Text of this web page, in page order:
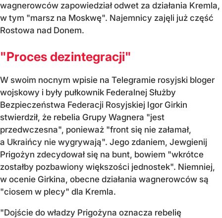
wagnerowców zapowiedział odwet za działania Kremla,
w tym "marsz na Moskwę". Najemnicy zajęli już część
Rostowa nad Donem.
"Proces dezintegracji"
W swoim nocnym wpisie na Telegramie rosyjski bloger
wojskowy i były pułkownik Federalnej Służby
Bezpieczeństwa Federacji Rosyjskiej Igor Girkin
stwierdził, że rebelia Grupy Wagnera "jest
przedwczesna", ponieważ "front się nie załamał,
a Ukraińcy nie wygrywają". Jego zdaniem, Jewgienij
Prigożyn zdecydował się na bunt, bowiem "wkrótce
zostałby pozbawiony większości jednostek". Niemniej,
w ocenie Girkina, obecne działania wagnerowców są
"ciosem w plecy" dla Kremla.
"Dojście do władzy Prigożyna oznacza rebelię